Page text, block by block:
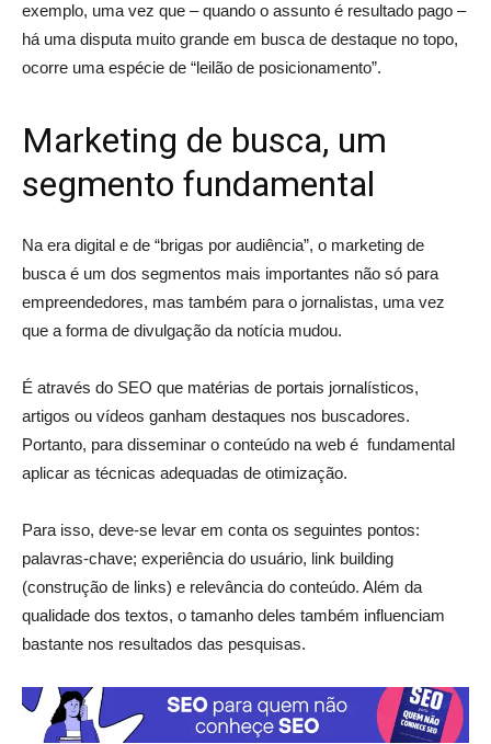
exemplo, uma vez que – quando o assunto é resultado pago –
há uma disputa muito grande em busca de destaque no topo,
ocorre uma espécie de “leilão de posicionamento”.
Marketing de busca, um
segmento fundamental
Na era digital e de “brigas por audiência”, o marketing de
busca é um dos segmentos mais importantes não só para
empreendedores, mas também para o jornalistas, uma vez
que a forma de divulgação da notícia mudou.
É através do SEO que matérias de portais jornalísticos,
artigos ou vídeos ganham destaques nos buscadores.
Portanto, para disseminar o conteúdo na web é fundamental
aplicar as técnicas adequadas de otimização.
Para isso, deve-se levar em conta os seguintes pontos:
palavras-chave; experiência do usuário, link building
(construção de links) e relevância do conteúdo. Além da
qualidade dos textos, o tamanho deles também influenciam
bastante nos resultados das pesquisas.